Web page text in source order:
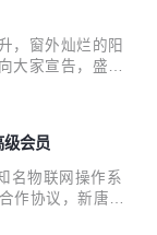
章 增加文章浏览
打开可直接登
制按钮 过长的代
感谢大家对
，窗外灿烂的阳
大家宣告，盛夏
V2.1.1 新
nano-3.1.5
本次更新集中完
题，并在软件异
会员
名物联网操作系
作协议，新唐科